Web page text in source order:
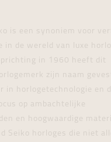
is een synoniem voor
in de wereld van luxe
in 1960 heeft dit
zijn naam
in horlogetechnologie en
op ambachtelijke
en hoogwaardige
Seiko horloges die niet